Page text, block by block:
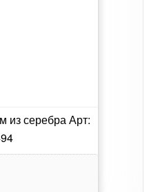
из серебра Арт: